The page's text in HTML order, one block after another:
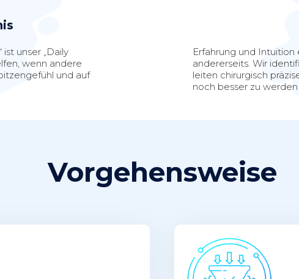
unser „Daily
wenn andere
und auf
Erfahrung und Intuition
andererseits. Wir
leiten chirurgisch
noch besser zu
Vorgehensweise